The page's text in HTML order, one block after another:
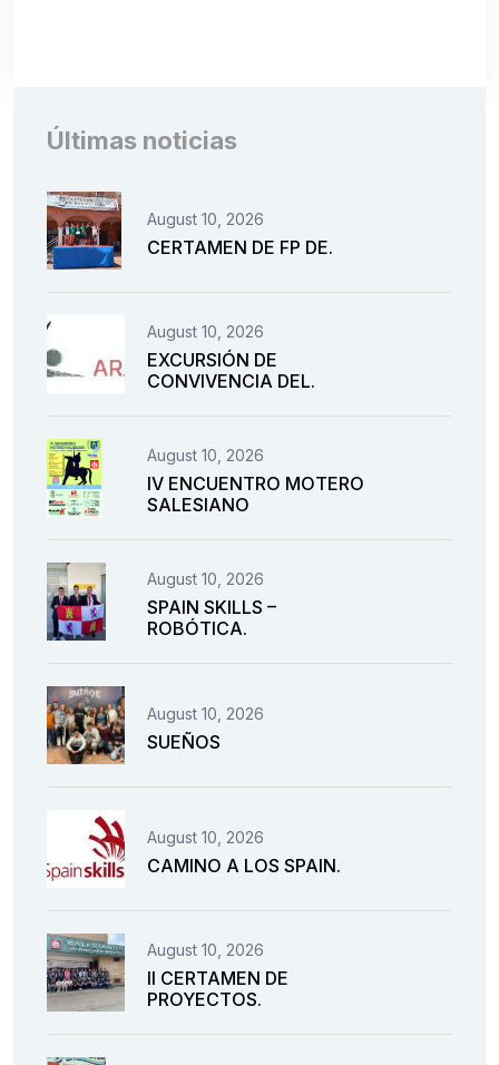
Últimas noticias
August 10, 2026
CERTAMEN DE FP DE.
August 10, 2026
EXCURSIÓN DE
CONVIVENCIA DEL.
August 10, 2026
IV ENCUENTRO MOTERO
SALESIANO
August 10, 2026
SPAIN SKILLS –
ROBÓTICA.
August 10, 2026
SUEÑOS
August 10, 2026
CAMINO A LOS SPAIN.
August 10, 2026
II CERTAMEN DE
PROYECTOS.